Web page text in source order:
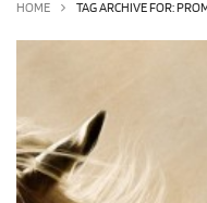
HOME TAG ARCHIVE FOR: